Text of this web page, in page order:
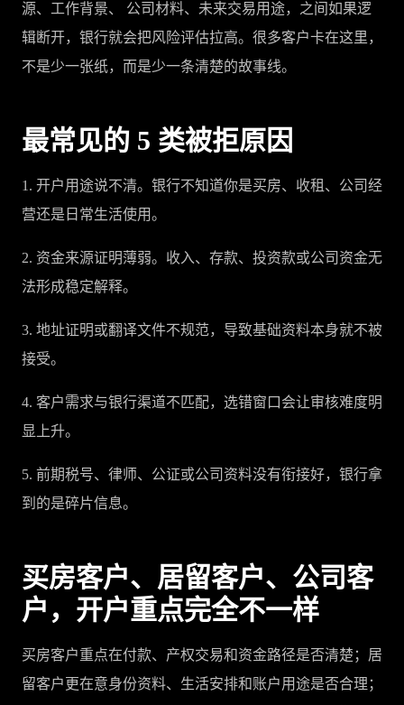
源、工作背景、 公司材料、未来交易用途，之间如果逻
辑断开，银行就会把风险评估拉高。很多客户卡在这里，
不是少一张纸，而是少一条清楚的故事线。
最常见的 5 类被拒原因
1. 开户用途说不清。银行不知道你是买房、收租、公司经
营还是日常生活使用。
2. 资金来源证明薄弱。收入、存款、投资款或公司资金无
法形成稳定解释。
3. 地址证明或翻译文件不规范，导致基础资料本身就不被
接受。
4. 客户需求与银行渠道不匹配，选错窗口会让审核难度明
显上升。
5. 前期税号、律师、公证或公司资料没有衔接好，银行拿
到的是碎片信息。
买房客户、居留客户、公司客
户，开户重点完全不一样
买房客户重点在付款、产权交易和资金路径是否清楚；居
留客户更在意身份资料、生活安排和账户用途是否合理；